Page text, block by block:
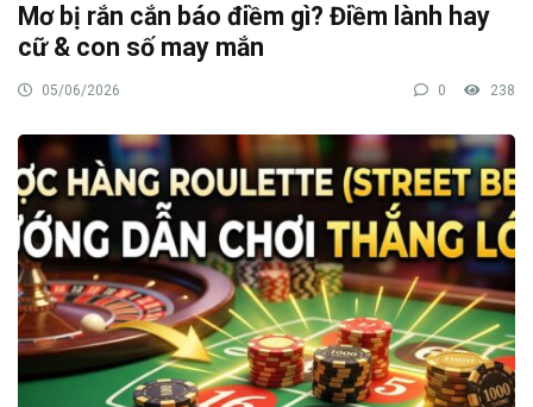
Mơ bị rắn cắn báo điềm gì? Điềm lành hay
cữ & con số may mắn
05/06/2026 0 238